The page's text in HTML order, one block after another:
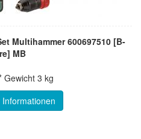
Multihammer 600697510 [B-
MB
Gewicht 3 kg
Informationen